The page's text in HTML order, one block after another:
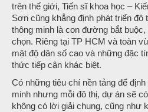
trên thế giới, Tiến sĩ khoa học –
Sơn cũng khẳng định phát triển
thông minh là con đường bắt
chọn. Riêng tại TP HCM và toàn
mật độ dân số cao và những đặc
thức tiếp cận khác biệt.
Có những tiêu chí nền tảng để
minh nhưng mỗi đô thị, dự án sẽ
không có lời giải chung, cũng như